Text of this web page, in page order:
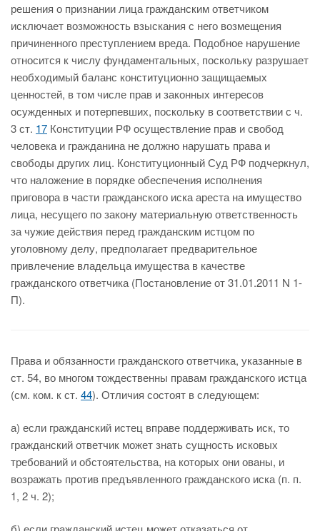
решения о признании лица гражданским ответчиком
исключает возможность взыскания с него возмещения
причиненного преступлением вреда. Подобное нарушение
относится к числу фундаментальных, поскольку разрушает
необходимый баланс конституционно защищаемых
ценностей, в том числе прав и законных интересов
осужденных и потерпевших, поскольку в соответствии с ч.
3 ст. 17 Конституции РФ осуществление прав и свобод
человека и гражданина не должно нарушать права и
свободы других лиц. Конституционный Суд РФ подчеркнул,
что наложение в порядке обеспечения исполнения
приговора в части гражданского иска ареста на имущество
лица, несущего по закону материальную ответственность
за чужие действия перед гражданским истцом по
уголовному делу, предполагает предварительное
привлечение владельца имущества в качестве
гражданского ответчика (Постановление от 31.01.2011 N 1-
П).
Права и обязанности гражданского ответчика, указанные в
ст. 54, во многом тождественны правам гражданского истца
(см. ком. к ст. 44). Отличия состоят в следующем:
а) если гражданский истец вправе поддерживать иск, то
гражданский ответчик может знать сущность исковых
требований и обстоятельства, на которых они ованы, и
возражать против предъявленного гражданского иска (п. п.
1, 2 ч. 2);